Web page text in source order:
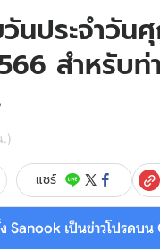
นประจำวัน
สำหรับท่
แชร์
Sanook เป็นข่าวโปรดบ